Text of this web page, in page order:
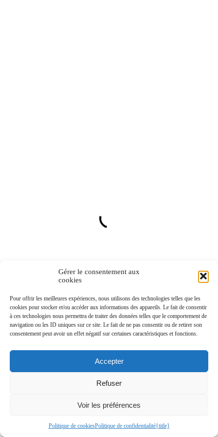
Gérer le consentement aux
cookies
Pour offrir les meilleures expériences, nous utilisons des technologies telles que les
cookies pour stocker et/ou accéder aux informations des appareils. Le fait de consentir
à ces technologies nous permettra de traiter des données telles que le comportement de
navigation ou les ID uniques sur ce site. Le fait de ne pas consentir ou de retirer son
consentement peut avoir un effet négatif sur certaines caractéristiques et fonctions.
Accepter
Refuser
Voir les préférences
Politique de cookiesPolitique de confidentialité{title}